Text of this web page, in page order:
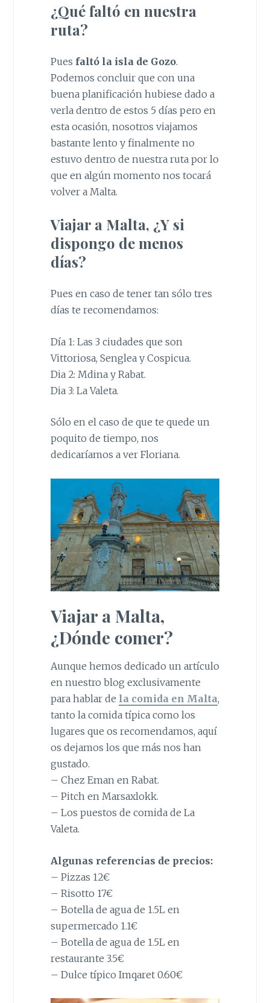
¿Qué faltó en nuestra
ruta?
Pues faltó la isla de Gozo.
Podemos concluir que con una
buena planificación hubiese dado a
verla dentro de estos 5 días pero en
esta ocasión, nosotros viajamos
bastante lento y finalmente no
estuvo dentro de nuestra ruta por lo
que en algún momento nos tocará
volver a Malta.
Viajar a Malta, ¿Y si
dispongo de menos
días?
Pues en caso de tener tan sólo tres
días te recomendamos:
Día 1: Las 3 ciudades que son
Vittoriosa, Senglea y Cospicua.
Dia 2: Mdina y Rabat.
Dia 3: La Valeta.
Sólo en el caso de que te quede un
poquito de tiempo, nos
dedicaríamos a ver Floriana.
Viajar a Malta,
¿Dónde comer?
Aunque hemos dedicado un artículo
en nuestro blog exclusivamente
para hablar de la comida en Malta,
tanto la comida típica como los
lugares que os recomendamos, aquí
os dejamos los que más nos han
gustado.
– Chez Eman en Rabat.
– Pitch en Marsaxlokk.
– Los puestos de comida de La
Valeta.
Algunas referencias de precios:
– Pizzas 12€
– Risotto 17€
– Botella de agua de 1.5L en
supermercado 1.1€
– Botella de agua de 1.5L en
restaurante 3.5€
– Dulce típico Imqaret 0.60€